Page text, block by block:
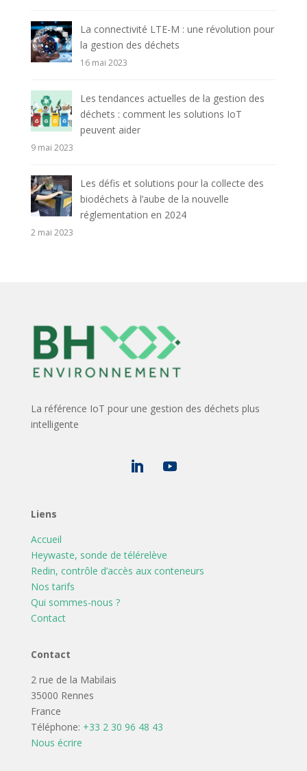
La connectivité LTE-M : une révolution pour
la gestion des déchets
16 mai 2023
Les tendances actuelles de la gestion des
déchets : comment les solutions IoT
peuvent aider
9 mai 2023
Les défis et solutions pour la collecte des
biodéchets à l’aube de la nouvelle
réglementation en 2024
2 mai 2023
La référence IoT pour une gestion des déchets plus
intelligente
Liens
Accueil
Heywaste, sonde de télérelève
Redin, contrôle d’accès aux conteneurs
Nos tarifs
Qui sommes-nous ?
Contact
Contact
2 rue de la Mabilais
35000 Rennes
France
Téléphone: +33 2 30 96 48 43
Nous écrire